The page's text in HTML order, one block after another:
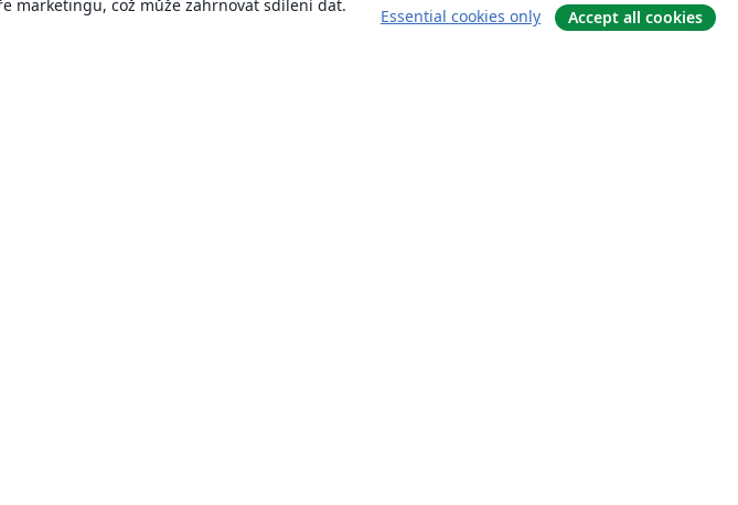
marketingu, což může zahrnovat sdílení dat.
Essential cookies only Accept all cookies